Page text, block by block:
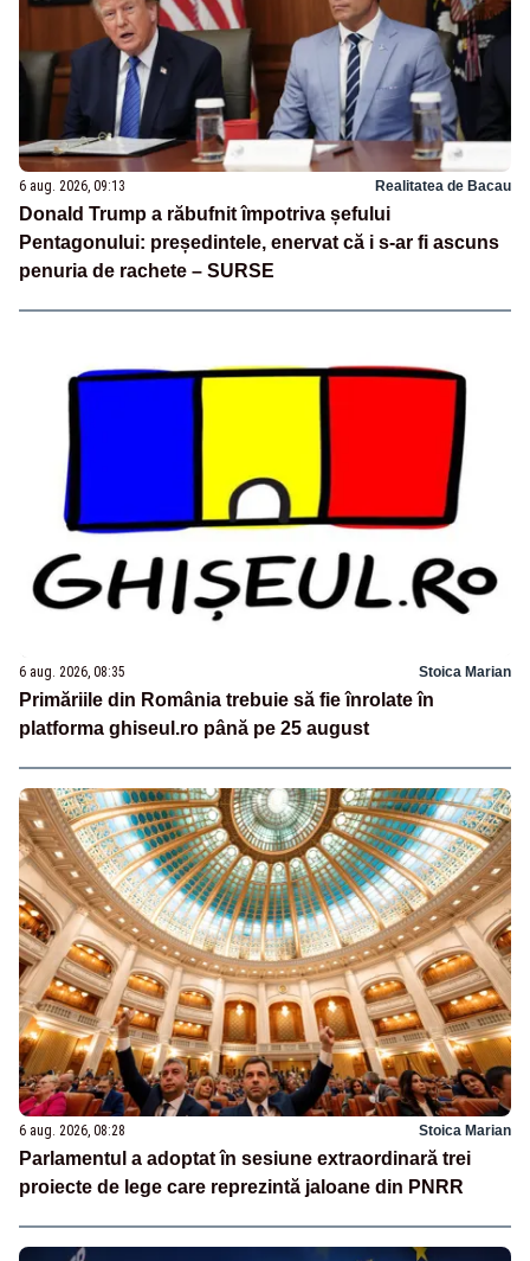
6 aug. 2026, 09:13 Realitatea de Bacau
Donald Trump a răbufnit împotriva șefului
Pentagonului: președintele, enervat că i s-ar fi ascuns
penuria de rachete – SURSE
6 aug. 2026, 08:35 Stoica Marian
Primăriile din România trebuie să fie înrolate în
platforma ghiseul.ro până pe 25 august
6 aug. 2026, 08:28 Stoica Marian
Parlamentul a adoptat în sesiune extraordinară trei
proiecte de lege care reprezintă jaloane din PNRR